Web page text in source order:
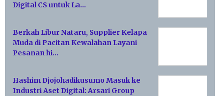
Digital CS untuk La…
Berkah Libur Nataru, Supplier Kelapa
Muda di Pacitan Kewalahan Layani
Pesanan hi…
Hashim Djojohadikusumo Masuk ke
Industri Aset Digital: Arsari Group